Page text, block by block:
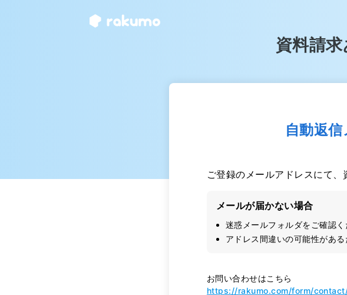
資料請
自動返
ご登録のメールアドレスにて、
メールが届かない場合
迷惑メールフォルダをご確認
アドレス間違いの可能性があ
お問い合わせはこちら
https://rakumo.com/form/